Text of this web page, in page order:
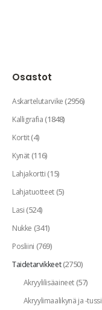
Osastot
Askartelutarvike(2956)
Kalligrafia(1848)
Kortit(4)
Kynät(116)
Lahjakortti(15)
Lahjatuotteet(5)
Lasi(524)
Nukke (341)
Posliini (769)
Taidetarvikkeet(2750)
Akryylilisäaineet(57)
Akryylimaalikynä ja -tussi